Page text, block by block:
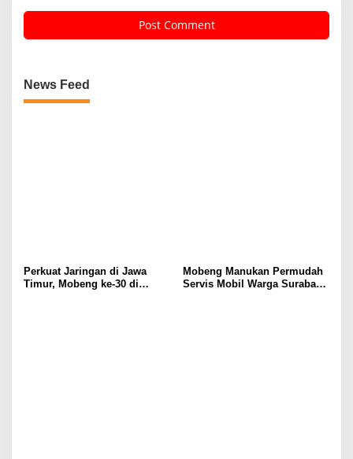
News Feed
Perkuat Jaringan di Jawa
Timur, Mobeng ke-30 di
Mobeng Manukan Permudah
Servis Mobil Warga Surabaya